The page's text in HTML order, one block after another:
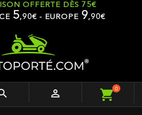
OFFERTE DÈS 75€
5,90€ - EUROPE 9,90€
 0